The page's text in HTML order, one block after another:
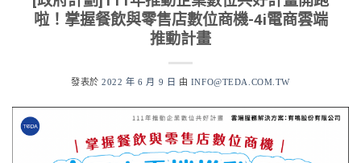
啦！掌握餐飲與零售店數位商機-4i電商雲端
推動計畫
發表於2022 年 6 月 9 日 由 INFO@TEDA.COM.TW